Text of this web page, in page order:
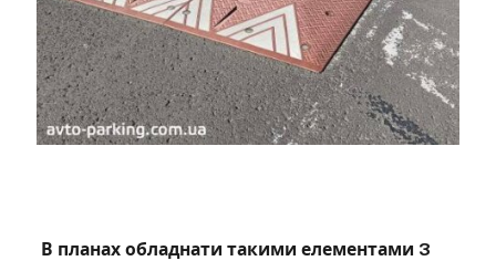
В планах обладнати такими елементами 3